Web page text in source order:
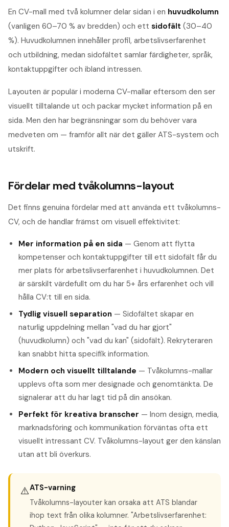
En CV-mall med två kolumner delar sidan i en huvudkolumn
(vanligen 60–70 % av bredden) och ett sidofält (30–40
%). Huvudkolumnen innehåller profil, arbetslivserfarenhet
och utbildning, medan sidofältet samlar färdigheter, språk,
kontaktuppgifter och ibland intressen.
Layouten är populär i moderna CV-mallar eftersom den ser
visuellt tilltalande ut och packar mycket information på en
sida. Men den har begränsningar som du behöver vara
medveten om — framför allt när det gäller ATS-system och
utskrift.
Fördelar med tvåkolumns-layout
Det finns genuina fördelar med att använda ett tvåkolumns-
CV, och de handlar främst om visuell effektivitet:
Mer information på en sida — Genom att flytta
kompetenser och kontaktuppgifter till ett sidofält får du
mer plats för arbetslivserfarenhet i huvudkolumnen. Det
är särskilt värdefullt om du har 5+ års erfarenhet och vill
hålla CV:t till en sida.
Tydlig visuell separation — Sidofältet skapar en
naturlig uppdelning mellan "vad du har gjort"
(huvudkolumn) och "vad du kan" (sidofält). Rekryteraren
kan snabbt hitta specifik information.
Modern och visuellt tilltalande — Tvåkolumns-mallar
upplevs ofta som mer designade och genomtänkta. De
signalerar att du har lagt tid på din ansökan.
Perfekt för kreativa branscher — Inom design, media,
marknadsföring och kommunikation förväntas ofta ett
visuellt intressant CV. Tvåkolumns-layout ger den känslan
utan att bli överkurs.
⚠️ATS-varning
Tvåkolumns-layouter kan orsaka att ATS blandar
ihop text från olika kolumner. "Arbetslivserfarenhet: